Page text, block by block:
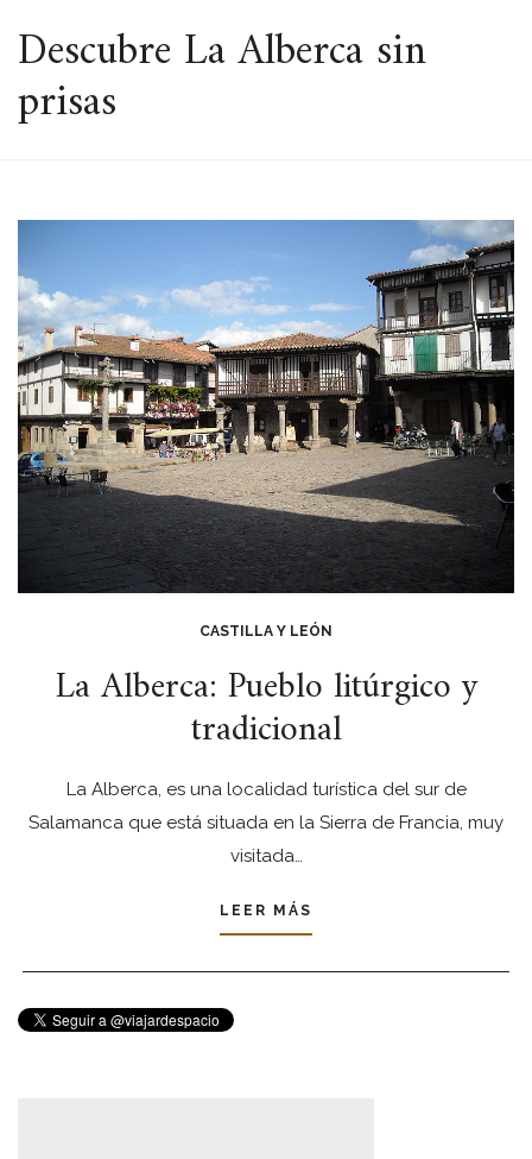
ESPACIO
Descubre La Alberca sin
prisas
CASTILLA Y LEÓN
La Alberca: Pueblo litúrgico y
tradicional
La Alberca, es una localidad turística del sur de
Salamanca que está situada en la Sierra de Francia, muy
visitada…
LEER MÁS